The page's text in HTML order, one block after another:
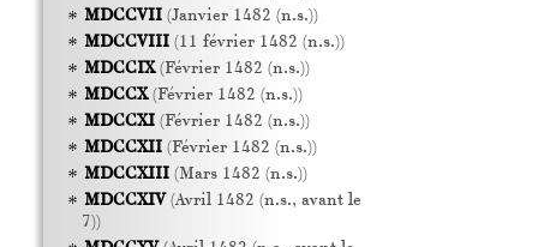
MDCCVII(Janvier 1482 (n.s.))
MDCCVIII(11 février 1482 (n.s.))
MDCCIX(Février 1482 (n.s.))
MDCCX(Février 1482 (n.s.))
MDCCXI(Février 1482 (n.s.))
MDCCXII(Février 1482 (n.s.))
MDCCXIII(Mars 1482 (n.s.))
MDCCXIV(Avril 1482 (n.s., avant le
7))